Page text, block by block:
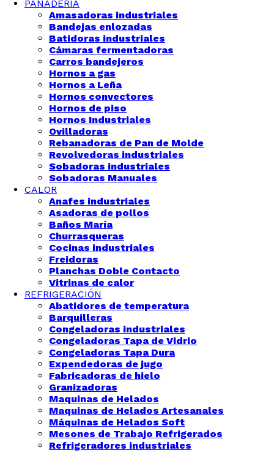
PANADERÍA
Amasadoras industriales
Bandejas enlozadas
Batidoras industriales
Cámaras fermentadoras
Carros bandejeros
Hornos a gas
Hornos a Leña
Hornos convectores
Hornos de piso
Hornos Industriales
Ovilladoras
Rebanadoras de Pan de Molde
Revolvedoras industriales
Sobadoras industriales
Sobadoras Manuales
CALOR
Anafes industriales
Asadoras de pollos
Baños María
Churrasqueras
Cocinas industriales
Freidoras
Planchas Doble Contacto
Vitrinas de calor
REFRIGERACIÓN
Abatidores de temperatura
Barquilleras
Congeladoras industriales
Congeladoras Tapa de Vidrio
Congeladoras Tapa Dura
Expendedoras de jugo
Fabricadoras de hielo
Granizadoras
Maquinas de Helados
Maquinas de Helados Artesanales
Máquinas de Helados Soft
Mesones de Trabajo Refrigerados
Refrigeradores industriales